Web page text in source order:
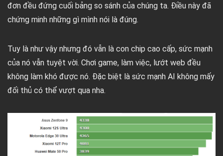
đơn đều đứng cuối bảng so sánh của chúng ta. Điều này đã
chứng minh những gì mình nói là đúng.
Tuy là như vậy nhưng đó vẫn là con chip cao cấp, sức mạnh
của nó vẫn tuyệt vời. Chơi game, làm việc, lướt web đều
không làm khó được nó. Đặc biệt là sức mạnh AI không mấy
đối thủ có thể vượt qua nha.